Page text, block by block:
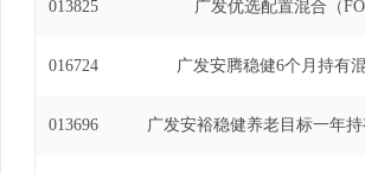
013825 广发优选配置混合（
016724 广发安腾稳健6个月持有
013696 广发安裕稳健养老目标一年